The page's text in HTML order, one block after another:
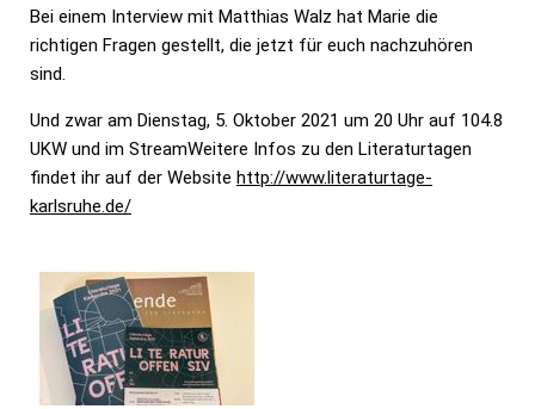
Bei einem Interview mit Matthias Walz hat Marie die
richtigen Fragen gestellt, die jetzt für euch nachzuhören
sind.
Und zwar am Dienstag, 5. Oktober 2021 um 20 Uhr auf 104.8
UKW und im StreamWeitere Infos zu den Literaturtagen
findet ihr auf der Website http://www.literaturtage-
karlsruhe.de/